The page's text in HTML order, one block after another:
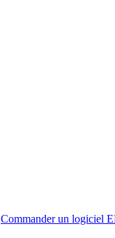
Commander un logiciel